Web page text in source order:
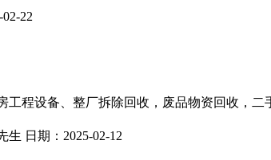
02-22
程设备、整厂拆除回收，废品物资回收，
生 日期： 2025-02-12